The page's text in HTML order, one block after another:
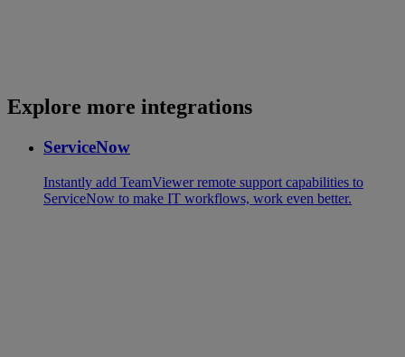
Explore more integrations
ServiceNow
Instantly add TeamViewer remote support capabilities to
ServiceNow to make IT workflows, work even better.